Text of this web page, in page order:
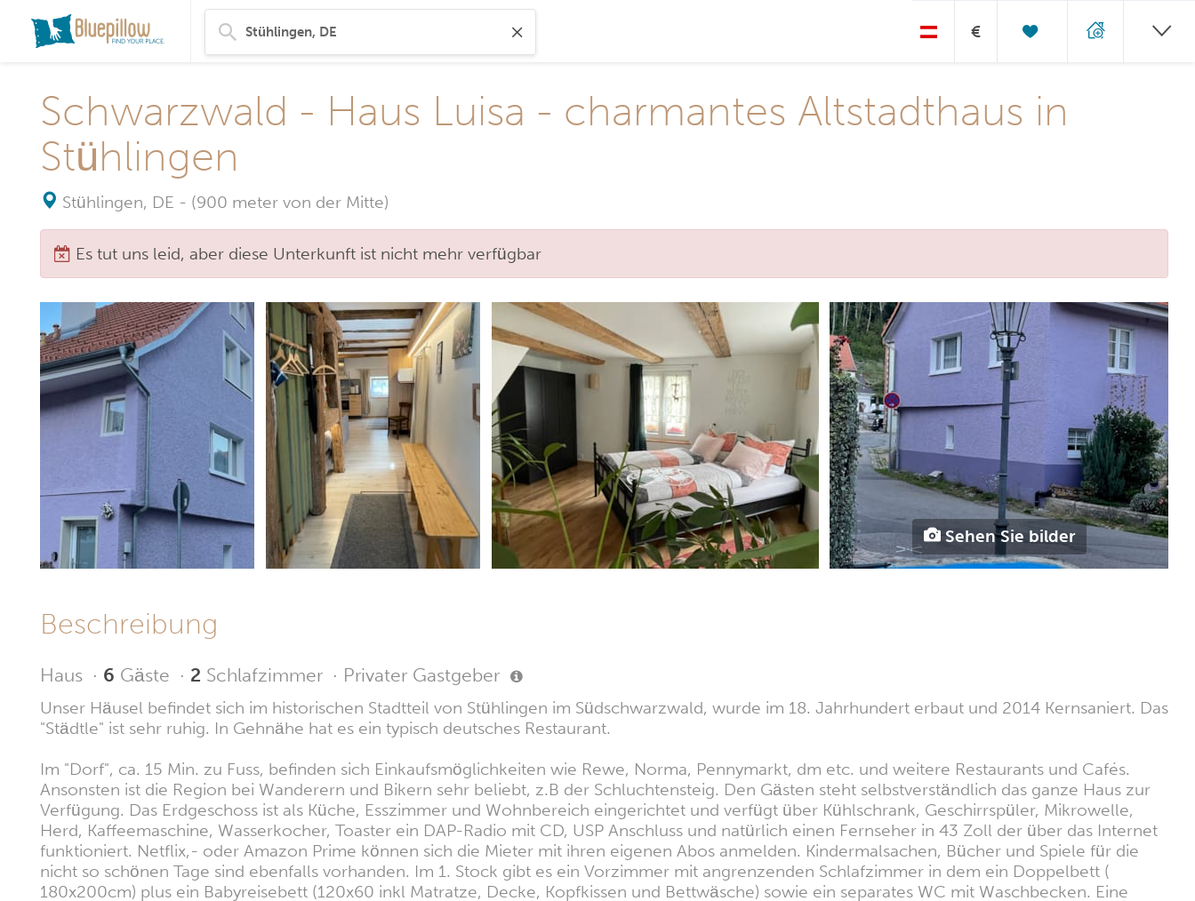
€
Schwarzwald - Haus Luisa - charmantes Altstadthaus in
Stühlingen
Stühlingen, DE - (900 meter von der Mitte)
Es tut uns leid, aber diese Unterkunft ist nicht mehr verfügbar
Sehen Sie bilder
Beschreibung
Haus · 6 Gäste · 2 Schlafzimmer · Privater Gastgeber
Unser Häusel befindet sich im historischen Stadtteil von Stühlingen im Südschwarzwald, wurde im 18. Jahrhundert erbaut und 2014 Kernsaniert. Das
"Städtle" ist sehr ruhig. In Gehnähe hat es ein typisch deutsches Restaurant.
Im "Dorf", ca. 15 Min. zu Fuss, befinden sich Einkaufsmöglichkeiten wie Rewe, Norma, Pennymarkt, dm etc. und weitere Restaurants und Cafés.
Ansonsten ist die Region bei Wanderern und Bikern sehr beliebt, z.B der Schluchtensteig. Den Gästen steht selbstverständlich das ganze Haus zur
Verfügung. Das Erdgeschoss ist als Küche, Esszimmer und Wohnbereich eingerichtet und verfügt über Kühlschrank, Geschirrspüler, Mikrowelle,
Herd, Kaffeemaschine, Wasserkocher, Toaster ein DAP-Radio mit CD, USP Anschluss und natürlich einen Fernseher in 43 Zoll der über das Internet
funktioniert. Netflix,- oder Amazon Prime können sich die Mieter mit ihren eigenen Abos anmelden. Kindermalsachen, Bücher und Spiele für die
nicht so schönen Tage sind ebenfalls vorhanden. Im 1. Stock gibt es ein Vorzimmer mit angrenzenden Schlafzimmer in dem ein Doppelbett (
180x200cm) plus ein Babyreisebett (120x60 inkl Matratze, Decke, Kopfkissen und Bettwäsche) sowie ein separates WC mit Waschbecken. Eine